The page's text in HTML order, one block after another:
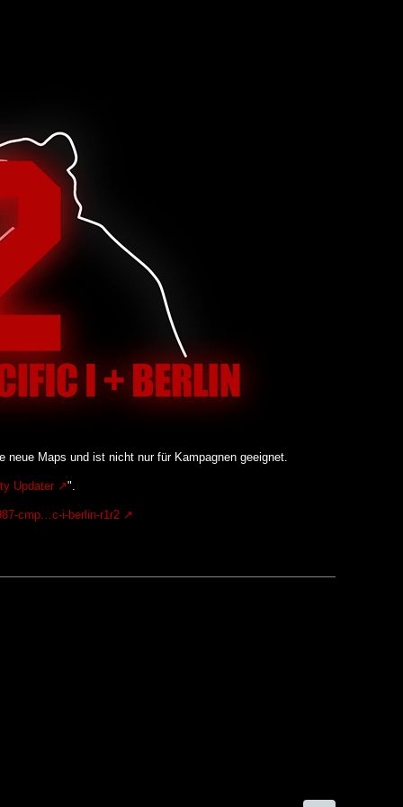
Maps und ist nicht nur für Kampagnen geeignet.
Updater ".
cmp…c-i-berlin-r1r2